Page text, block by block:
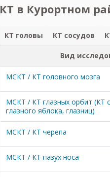
КТ в Курортном
КТ головы КТ сосудов
Вид
МСКТ / КТ головного мозга
МСКТ / КТ глазных орбит (КТ
глазного яблока, глазниц)
МСКТ / КТ черепа
МСКТ / КТ пазух носа